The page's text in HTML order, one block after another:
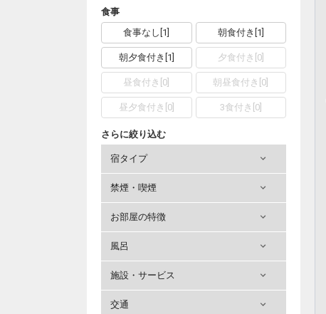
食事
食事なし 1 朝食付き 1
朝夕食付き 1 夕食付き 0]
昼食付き 0 朝昼食付き 0
昼夕食付き 0] 3食付き 0]
さらに絞り込む
宿タイプ
禁煙・喫煙
お部屋の特徴
風呂
施設・サービス
交通